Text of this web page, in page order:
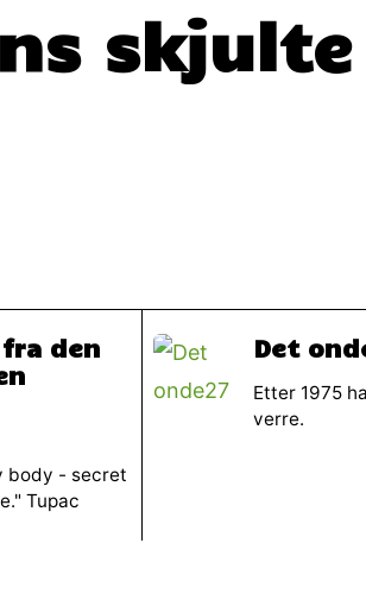
skjulte
den
body - secret
Tupac
Det
Etter 1975
verre.